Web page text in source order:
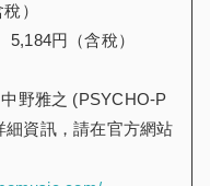
）
円（含稅）
野雅之 (PSYCHO-P
資訊，請在官方網站